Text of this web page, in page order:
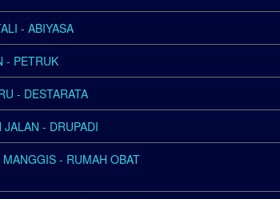
- ABIYASA
- PETRUK
- DESTARATA
- DRUPADI
- RUMAH OBAT